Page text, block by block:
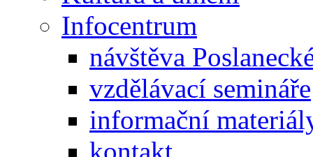
Infocentrum
návštěva
vzdělávací semináře
informační
kontakt